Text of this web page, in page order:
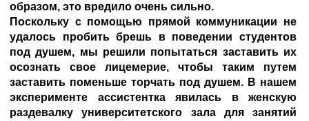
образом, это вредило очень сильно.
Поскольку с помощью прямой коммуникации не
удалось пробить брешь в поведении студентов
под душем, мы решили попытаться заставить их
осознать свое лицемерие, чтобы таким путем
заставить поменьше торчать под душем. В нашем
эксперименте ассистентка явилась в женскую
раздевалку университетского зала для занятий